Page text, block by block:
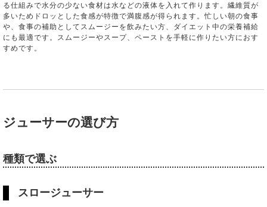
る仕組みで水分の少ない食材は水などの液体を入れて作ります。繊維質が
多いためドロッとした食感が特徴で満腹感が得られます。忙しい朝の食事
や、食事の補助としてスムージーを飲みたい方、ダイエット中の栄養補給
にも最適です。スムージーやスープ、ペーストを手軽に作りたい方におす
すめです。
ジューサーの選び方
種類で選ぶ
スロージューサー